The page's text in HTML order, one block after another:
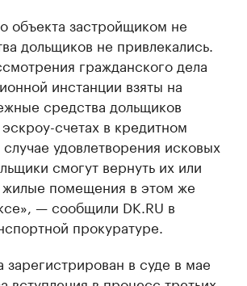
объекта застройщиком не
дольщиков не привлекались.
гражданского дела
инстанции взяты на
средства дольщиков
счетах в кредитном
удовлетворения исковых
смогут вернуть их или
жилые помещения в этом же
— сообщили DK.RU в
прокуратуре.
в суде в мае